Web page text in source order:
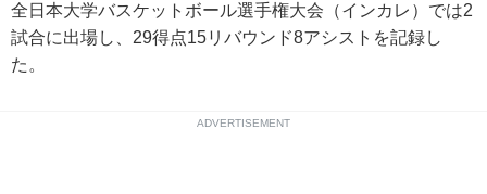
全日本大学バスケットボール選手権大会（インカレ）では2
試合に出場し、29得点15リバウンド8アシストを記録し
た。
ADVERTISEMENT